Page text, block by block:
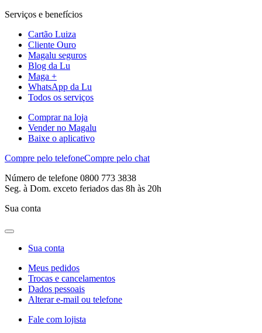
Serviços e benefícios
Cartão Luiza
Cliente Ouro
Magalu seguros
Blog da Lu
Maga +
WhatsApp da Lu
Todos os serviços
Comprar na loja
Vender no Magalu
Baixe o aplicativo
Compre pelo telefoneCompre pelo chat
Número de telefone 0800 773 3838
Seg. à Dom. exceto feriados das 8h às 20h
Sua conta
Sua conta
Meus pedidos
Trocas e cancelamentos
Dados pessoais
Alterar e-mail ou telefone
Fale com lojista